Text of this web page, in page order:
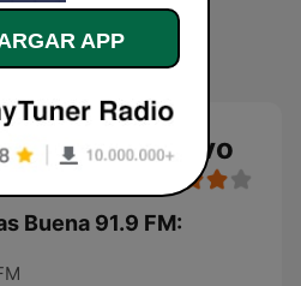
91.9 FM en vivo
Buena 91.9 FM:
APP